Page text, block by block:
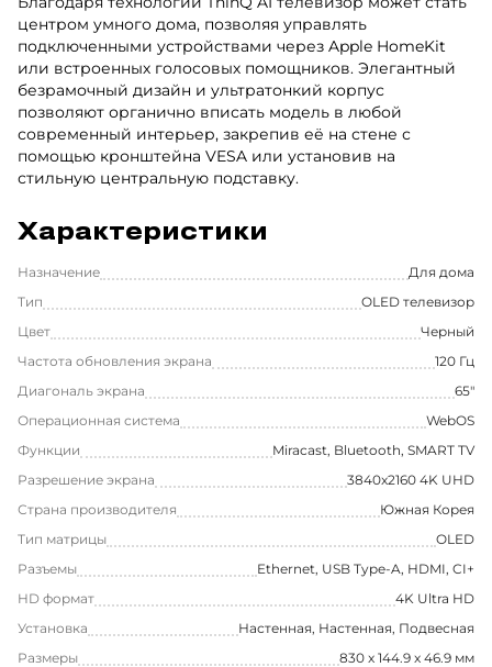
центром умного дома, позволяя управлять
подключенными устройствами через Apple HomeKit
или встроенных голосовых помощников. Элегантный
безрамочный дизайн и ультратонкий корпус
позволяют органично вписать модель в любой
современный интерьер, закрепив её на стене с
помощью кронштейна VESA или установив на
стильную центральную подставку.
Характеристики
Назначение
Для дома
Тип
OLED телевизор
Цвет
Черный
Частота обновления экрана
120 Гц
Диагональ экрана
65"
Операционная система
WebOS
Функции
Miracast, Bluetooth, SMART TV
Разрешение экрана
3840x2160 4K UHD
Страна производителя
Южная Корея
Тип матрицы
OLED
Разъемы
Ethernet, USB Type-A, HDMI, CI+
HD формат
4K Ultra HD
Установка
Настенная, Настенная, Подвесная
Размеры
830 x 144.9 x 46.9 мм